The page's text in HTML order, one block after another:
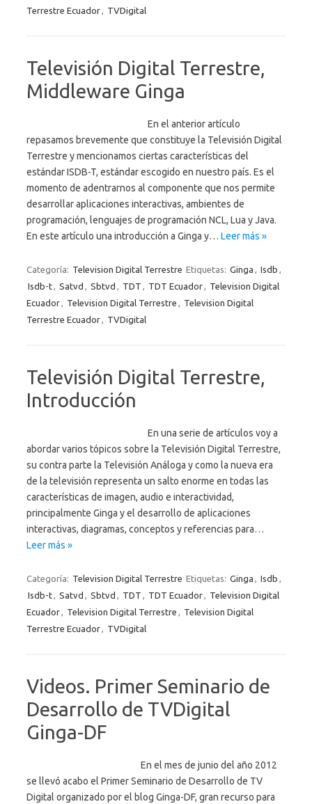
Terrestre Ecuador, TVDigital
Televisión Digital Terrestre,
Middleware Ginga
En el anterior artículo
repasamos brevemente que constituye la Televisión Digital
Terrestre y mencionamos ciertas características del
estándar ISDB-T, estándar escogido en nuestro país. Es el
momento de adentrarnos al componente que nos permite
desarrollar aplicaciones interactivas, ambientes de
programación, lenguajes de programación NCL, Lua y Java.
En este artículo una introducción a Ginga y… Leer más »
Categoría: Television Digital Terrestre Etiquetas: Ginga , Isdb ,
Isdb-t, Satvd , Sbtvd , TDT , TDT Ecuador, Television Digital
Ecuador, Television Digital Terrestre , Television Digital
Terrestre Ecuador, TVDigital
Televisión Digital Terrestre,
Introducción
En una serie de artículos voy a
abordar varios tópicos sobre la Televisión Digital Terrestre,
su contra parte la Televisión Análoga y como la nueva era
de la televisión representa un salto enorme en todas las
características de imagen, audio e interactividad,
principalmente Ginga y el desarrollo de aplicaciones
interactivas, diagramas, conceptos y referencias para…
Leer más »
Categoría: Television Digital Terrestre Etiquetas: Ginga , Isdb ,
Isdb-t, Satvd , Sbtvd , TDT , TDT Ecuador, Television Digital
Ecuador, Television Digital Terrestre , Television Digital
Terrestre Ecuador, TVDigital
Videos. Primer Seminario de
Desarrollo de TVDigital
Ginga-DF
En el mes de junio del año 2012
se llevó acabo el Primer Seminario de Desarrollo de TV
Digital organizado por el blog Ginga-DF, gran recurso para